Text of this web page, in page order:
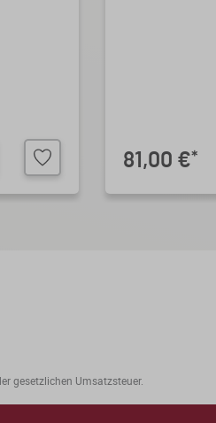
81,00 €*
gesetzlichen Umsatzsteuer.